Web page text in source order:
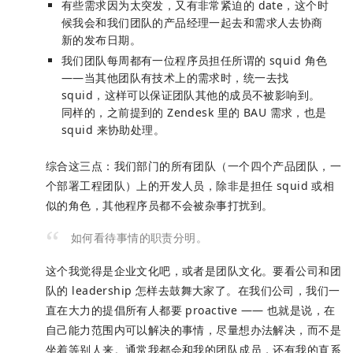
有些需求因为太突发，又有非常紧迫的 date，这个时
候我会和我们团队的产品经理一起去和需求人去协商
新的发布日期。
我们团队每周都有一位程序员担任所谓的 squid 角色
——当其他团队有技术上的需求时，统一去找
squid，这样可以保证团队其他的成员不被影响到。
同样的，之前提到的 Zendesk 里的 BAU 需求，也是
squid 来协助处理。
综合这三点：我们部门的所有团队（一个四个产品团队，一
个部署工程团队）上的开发人员，除非是担任 squid 或相
似的角色，其他程序员都不会被杂事打扰到。
如何看待事情的职责分明。
这个我觉得是企业文化吧，或者是团队文化。要看公司和团
队的 leadership 怎样去鼓舞大家了。在我们公司，我们一
直在大力的提倡所有人都要 proactive —— 也就是说，在
自己能力范围内可以解决的事情，尽量想办法解决，而不是
坐着等别人来。通常我都会和我的团队成员，还有我的直系